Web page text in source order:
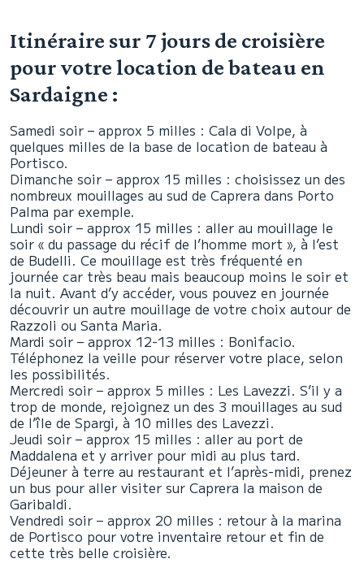
Itinéraire sur 7 jours de croisière
pour votre location de bateau en
Sardaigne :
Samedi soir – approx 5 milles : Cala di Volpe, à
quelques milles de la base de location de bateau à
Portisco.
Dimanche soir – approx 15 milles : choisissez un des
nombreux mouillages au sud de Caprera dans Porto
Palma par exemple.
Lundi soir – approx 15 milles : aller au mouillage le
soir « du passage du récif de l’homme mort », à l’est
de Budelli. Ce mouillage est très fréquenté en
journée car très beau mais beaucoup moins le soir et
la nuit. Avant d’y accéder, vous pouvez en journée
découvrir un autre mouillage de votre choix autour de
Razzoli ou Santa Maria.
Mardi soir – approx 12-13 milles : Bonifacio.
Téléphonez la veille pour réserver votre place, selon
les possibilités.
Mercredi soir – approx 5 milles : Les Lavezzi. S’il y a
trop de monde, rejoignez un des 3 mouillages au sud
de l’île de Spargi, à 10 milles des Lavezzi.
Jeudi soir – approx 15 milles : aller au port de
Maddalena et y arriver pour midi au plus tard.
Déjeuner à terre au restaurant et l’après-midi, prenez
un bus pour aller visiter sur Caprera la maison de
Garibaldi.
Vendredi soir – approx 20 milles : retour à la marina
de Portisco pour votre inventaire retour et fin de
cette très belle croisière.